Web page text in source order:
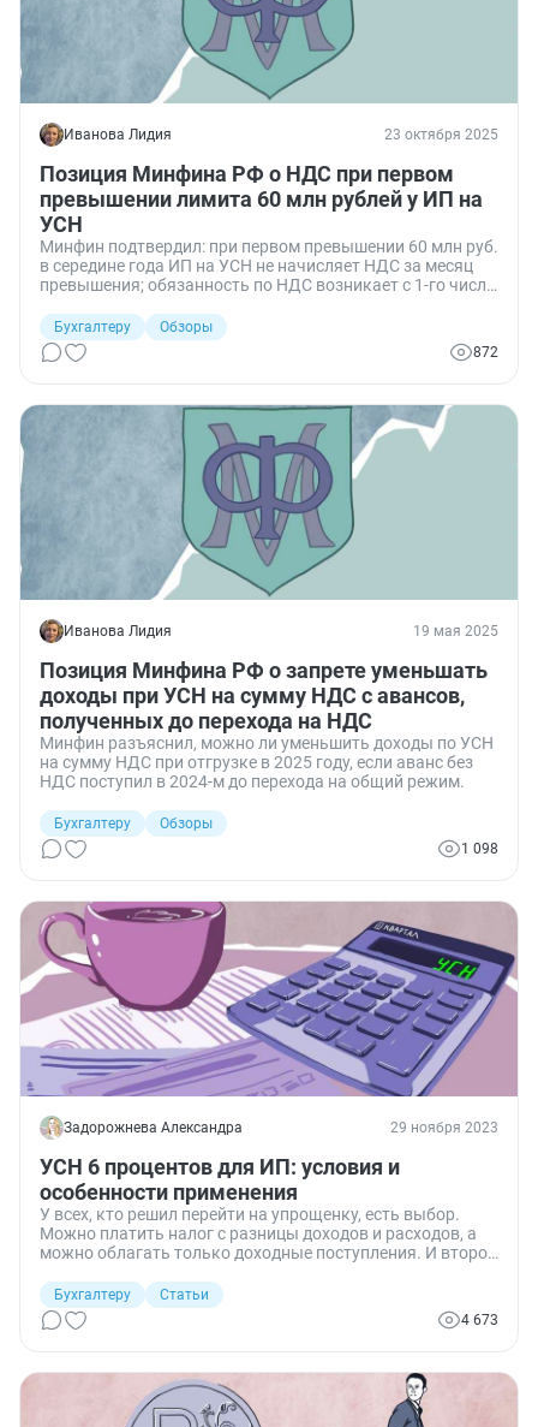
Иванова Лидия 23 октября 2025
Позиция Минфина РФ о НДС при первом
превышении лимита 60 млн рублей у ИП на
УСН
Минфин подтвердил: при первом превышении 60 млн руб.
в середине года ИП на УСН не начисляет НДС за месяц
превышения; обязанность по НДС возникает с 1-го числа
Бухгалтеру
Обзоры
872
Иванова Лидия 19 мая 2025
Позиция Минфина РФ о запрете уменьшать
доходы при УСН на сумму НДС с авансов,
полученных до перехода на НДС
Минфин разъяснил, можно ли уменьшить доходы по УСН
на сумму НДС при отгрузке в 2025 году, если аванс без
НДС поступил в 2024-м до перехода на общий режим.
Бухгалтеру
Обзоры
1 098
Задорожнева Александра 29 ноября 2023
УСН 6 процентов для ИП: условия и
особенности применения
У всех, кто решил перейти на упрощенку, есть выбор.
Можно платить налог с разницы доходов и расходов, а
можно облагать только доходные поступления. И второй
тратится на свой бизнес. Разбираемся в нюансах
доходного УСН.
Бухгалтеру
Статьи
4 673